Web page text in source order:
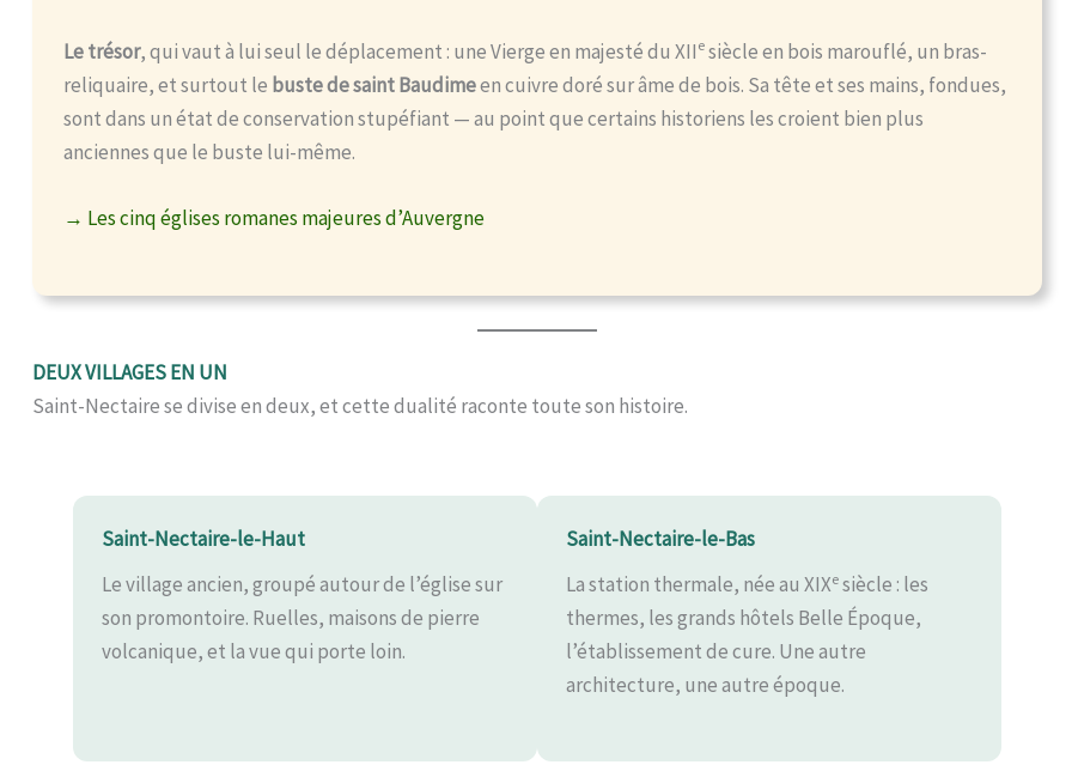
Le trésor, qui vaut à lui seul le déplacement : une Vierge en majesté du XIIesiècle en bois marouflé, un bras-
reliquaire, et surtout le buste de saint Baudimeen cuivre doré sur âme de bois. Sa tête et ses mains, fondues,
sont dans un état de conservation stupéfiant — au point que certains historiens les croient bien plus
anciennes que le buste lui-même.
→ Les cinq églises romanes majeures d’Auvergne
DEUX VILLAGES EN UN
Saint-Nectaire se divise en deux, et cette dualité raconte toute son histoire.
Saint-Nectaire-le-Haut
Le village ancien, groupé autour de l’église sur
son promontoire. Ruelles, maisons de pierre
volcanique, et la vue qui porte loin.
Saint-Nectaire-le-Bas
La station thermale, née au XIXesiècle : les
thermes, les grands hôtels Belle Époque,
l’établissement de cure. Une autre
architecture, une autre époque.